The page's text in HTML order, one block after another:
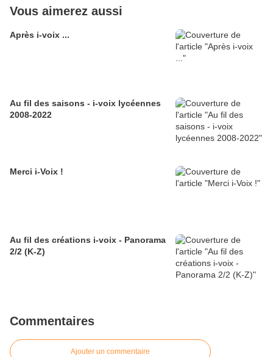
Vous aimerez aussi
Après i-voix ...
Au fil des saisons - i-voix lycéennes
2008-2022
Merci i-Voix !
Au fil des créations i-voix - Panorama
2/2 (K-Z)
Commentaires
Ajouter un commentaire